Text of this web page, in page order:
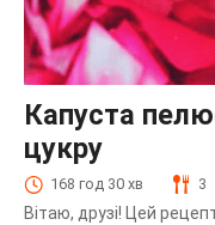
Капуста
цукру
168 год 30 хв 3
Вітаю, друзі! Цей